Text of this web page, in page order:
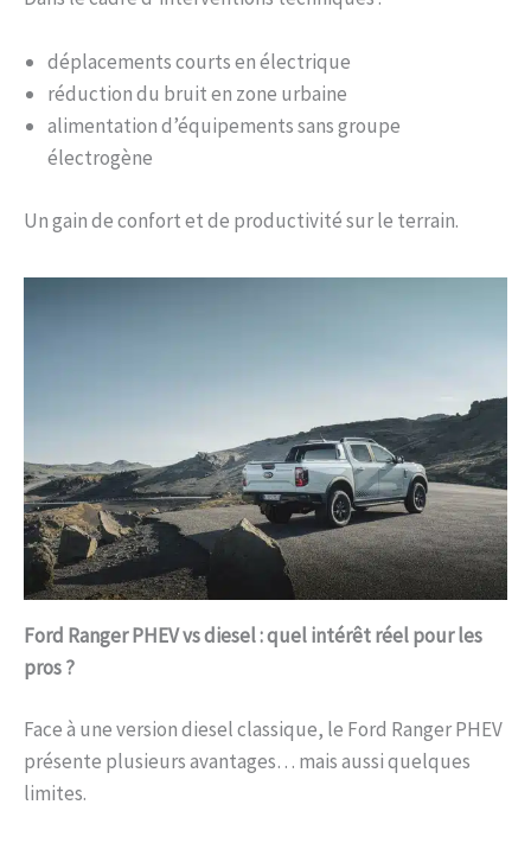
déplacements courts en électrique
réduction du bruit en zone urbaine
alimentation d’équipements sans groupe
électrogène
Un gain de confort et de productivité sur le terrain.
Ford Ranger PHEV vs diesel : quel intérêt réel pour les
pros ?
Face à une version diesel classique, le Ford Ranger PHEV
présente plusieurs avantages… mais aussi quelques
limites.